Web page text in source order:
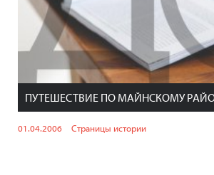
ПУТЕШЕСТВИЕ ПО МАЙНСКОМУ
01.04.2006 Страницы истории